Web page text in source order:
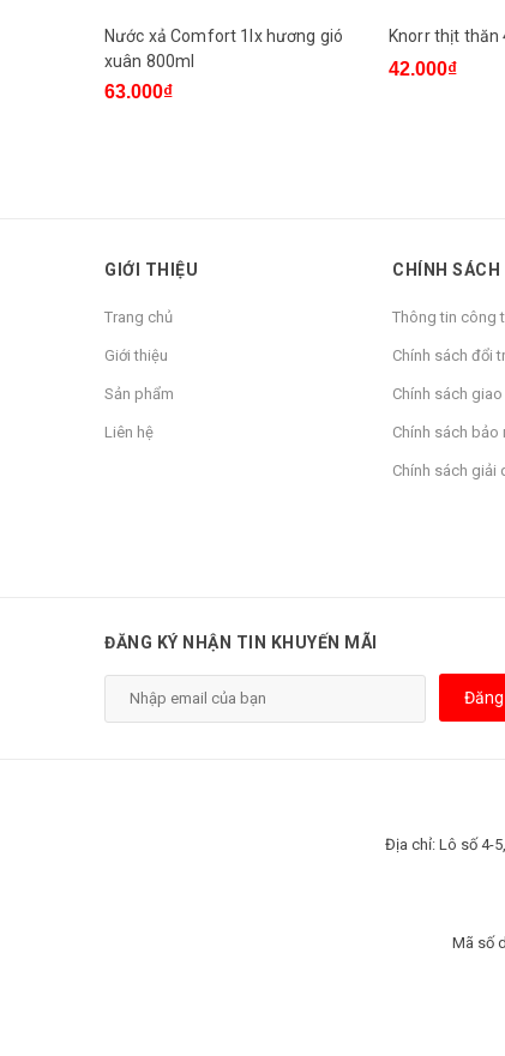
Nước xả Comfort 1lx hương gió
xuân 800ml
63.000₫
Knorr thịt thăn
42.000₫
GIỚI THIỆU
Trang chủ
Giới thiệu
Sản phẩm
Liên hệ
CHÍNH SÁCH
Thông tin công
Chính sách đổi
Chính sách
Chính sách bảo
Chính sách giải
ĐĂNG KÝ NHẬN TIN KHUYẾN MÃI
Địa chỉ: Lô số 4-
Mã số